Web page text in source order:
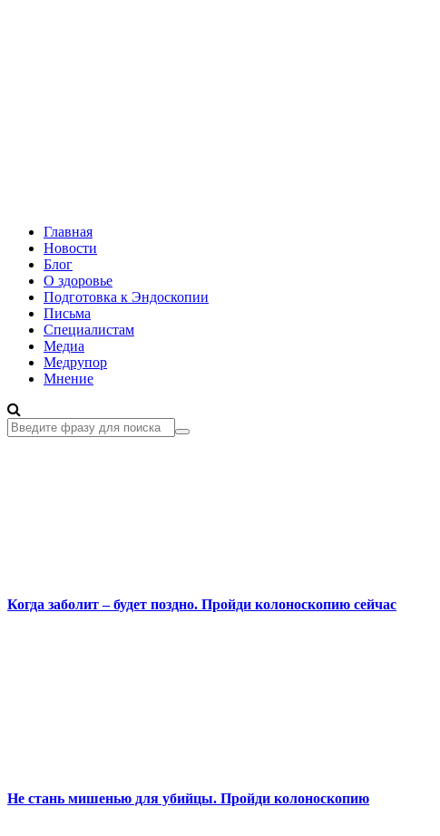
Главная
Новости
Блог
О здоровье
Подготовка к Эндоскопии
Письма
Специалистам
Медиа
Медрупор
Мнение
Когда заболит – будет поздно. Пройди колоноскопию сейчас
Не стань мишенью для убийцы. Пройди колоноскопию